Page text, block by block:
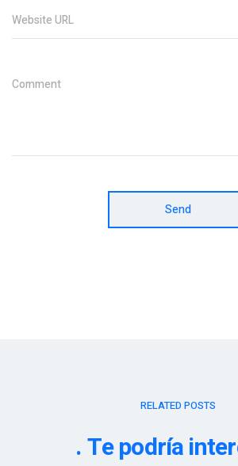
Website URL
Comment
Send
RELATED POSTS
Te podría